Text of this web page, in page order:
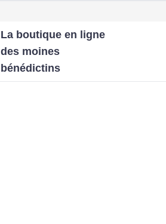
La boutique en ligne
des moines
bénédictins